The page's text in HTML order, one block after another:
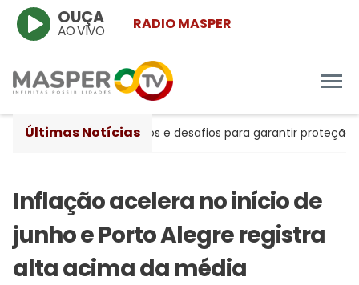
RÁDIO MASPER
OUÇA
AO VIVO
Últimas Notícias
avanços históricos e desafios para garantir proteção às
Inflação acelera no início de
junho e Porto Alegre registra
alta acima da média